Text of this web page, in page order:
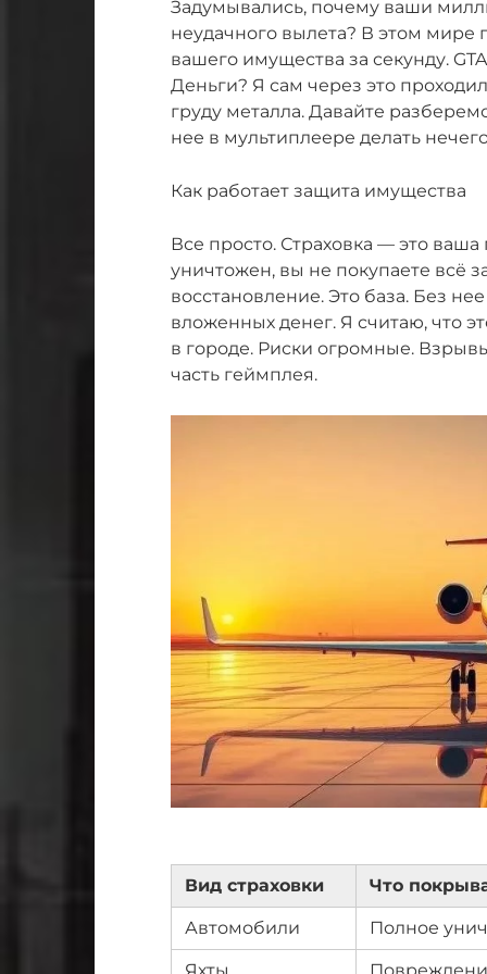
Задумывались, почему ваши
неудачного вылета? В этом мире
вашего имущества за секунду.
Деньги? Я сам через это
груду металла. Давайте
нее в мультиплеере делать
Как работает защита имущества
Все просто. Страховка — это
уничтожен, вы не покупаете всё
восстановление. Это база. Без
вложенных денег. Я считаю, что
в городе. Риски огромные.
часть геймплея.
Вид страховки Что
Автомобили Полное